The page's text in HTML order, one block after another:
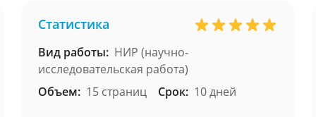
Статистика
Вид работы: НИР (научно-
исследовательская работа)
Объем: 15 страниц Срок: 10 дней